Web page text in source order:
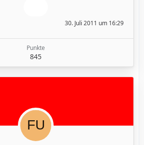
30. Juli 2011 um 16:29
Punkte
845